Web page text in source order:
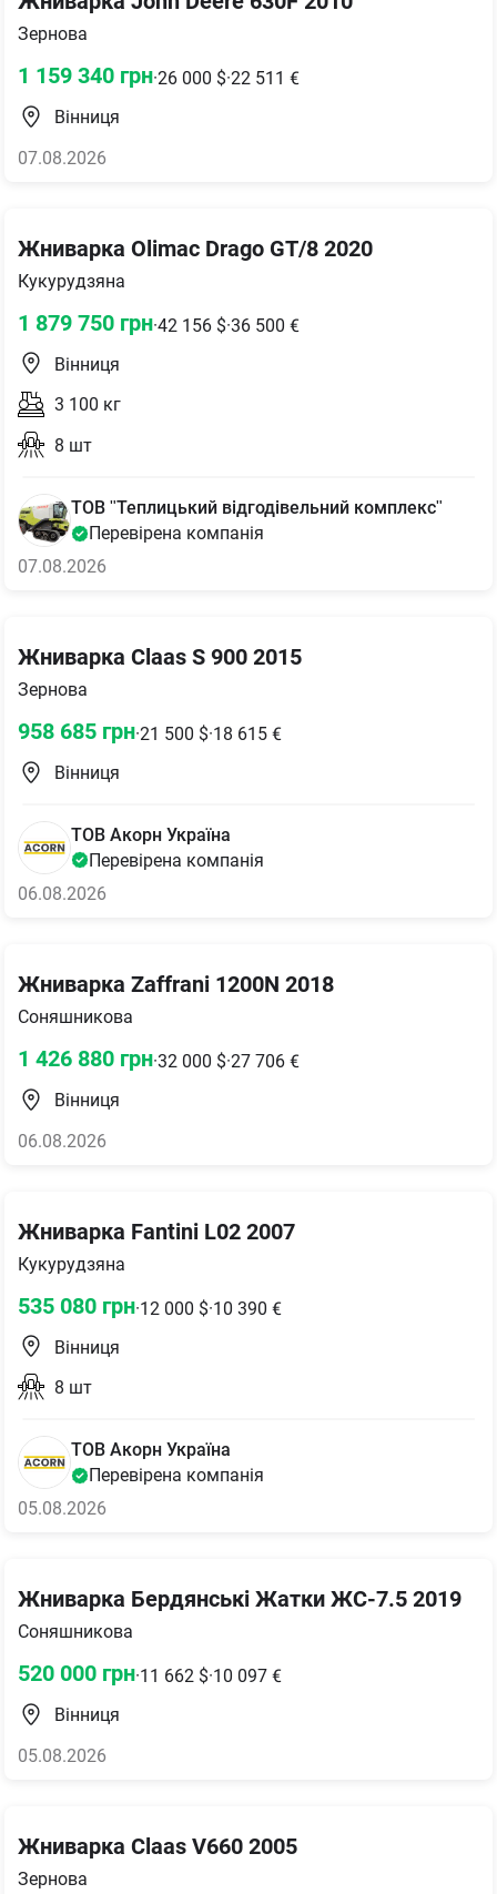
Зернова
1 159 340 грн·26 000 $·22 511 €
Вінниця
07.08.2026
Жниварка Olimac Drago GT/8 2020
Кукурудзяна
1 879 750 грн·42 156 $·36 500 €
Вінниця
3 100 кг
8 шт
ТОВ "Теплицький відгодівельний комплекс"
Перевірена компанія
07.08.2026
Жниварка Claas S 900 2015
Зернова
958 685 грн·21 500 $·18 615 €
Вінниця
ТОВ Акорн Україна
Перевірена компанія
06.08.2026
Жниварка Zaffrani 1200N 2018
Соняшникова
1 426 880 грн·32 000 $·27 706 €
Вінниця
06.08.2026
Жниварка Fantini L02 2007
Кукурудзяна
535 080 грн·12 000 $·10 390 €
Вінниця
8 шт
ТОВ Акорн Україна
Перевірена компанія
05.08.2026
Жниварка Бердянські Жатки ЖС-7.5 2019
Соняшникова
520 000 грн·11 662 $·10 097 €
Вінниця
05.08.2026
Жниварка Claas V660 2005
Зернова